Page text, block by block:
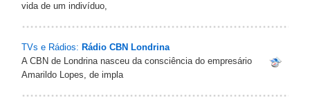
vida de um indivíduo,
TVs e Rádios: Rádio CBN Londrina
A CBN de Londrina nasceu da consciência do empresário
Amarildo Lopes, de impla